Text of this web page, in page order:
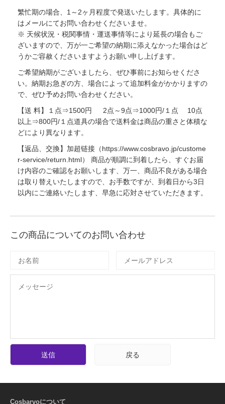
繁忙期の場合、1～2ヶ月程度で発送いたします。具体的に
はメールにてお問い合わせくださいませ。
※ 天候状況・税関事情・運送事情等により延長の場合もご
ざいますので、万が一ご希望の納期に添えなかった場合はど
うかご容赦くださいますようお願い申し上げます。
ご希望納期がございましたら、ぜひ事前にお知らせくださ
い。納期お急ぎの方、場合によって追加料金がかかりますの
で、ぜひ予めお問い合わせください。
【送 料】１点⇒1500円 2点～9点⇒1000円/１点 10点
以上⇒800円/１点道具の場合で送料金は商品の重さと体積な
どにより異なります。
【返品、交換】加超链接（https://www.cosbravo.jp/custome
r-service/return.html） 商品が順調に到着したら、すぐお届
け内容のご確認をお願いします、万一、商品不良がある場合
は取り替えいたしますので、お手数ですが、到着日から3日
以内にご連絡いたします、早急に応対させていただきます。
この商品についてのお問い合わせ
送信 戻る
Cosbarvoについて